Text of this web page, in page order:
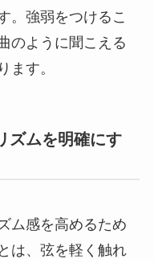
。強弱をつけるこ
のように聞こえる
ます。
ズムを明確にす
ム感を高めるため
は、弦を軽く触れ